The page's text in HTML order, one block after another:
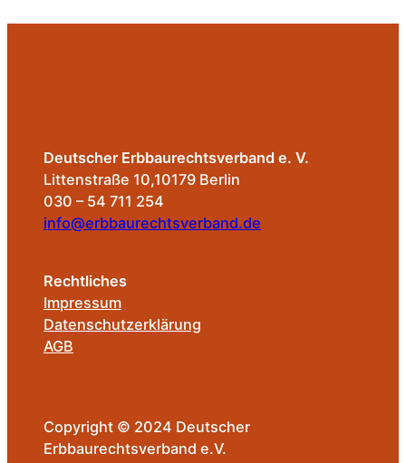
Deutscher Erbbaurechtsverband e. V.
Littenstraße 10,10179 Berlin
030 – 54 711 254
info@erbbaurechtsverband.de
Rechtliches
Impressum
Datenschutzerklärung
AGB
Copyright © 2024 Deutscher
Erbbaurechtsverband e.V.